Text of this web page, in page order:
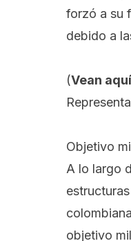
forzó a su
debido a
(Vean
Objetivo
A lo largo
objetivo